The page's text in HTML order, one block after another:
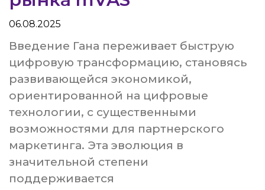
06.08.2025
Введение Гана переживает быструю
цифровую трансформацию, становясь
развивающейся экономикой,
ориентированной на цифровые
технологии, с существенными
возможностями для партнерского
маркетинга. Эта эволюция в
значительной степени
поддерживается